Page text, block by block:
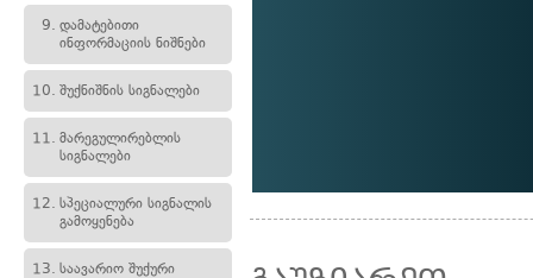
9. დამატებითი
ინფორმაციის ნიშნები
10. შუქნიშნის სიგნალები
11. მარეგულირებლის
სიგნალები
12. სპეციალური სიგნალის
გამოყენება
13. საავარიო შუქური